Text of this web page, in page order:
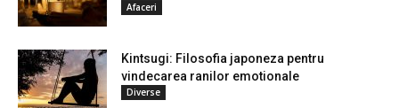
Afaceri
Kintsugi: Filosofia japoneza pentru
vindecarea ranilor emotionale
Diverse